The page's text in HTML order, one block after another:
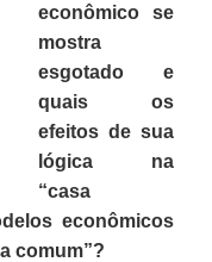
econômico se
mostra
esgotado e
quais os
efeitos de sua
lógica na
“casa
econômicos
comum”?